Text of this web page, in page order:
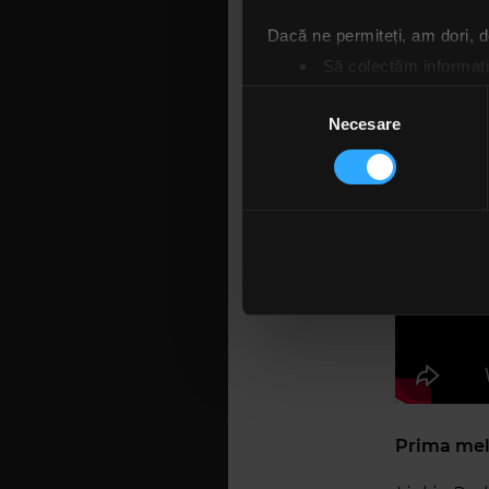
Dacă ne permiteți, am dori,
Să colectăm
Găsiți mai multe informații
Vă puteți modifica sau
traficul. De asemenea, le
care folosiți site-ul nostru.
consimțământului
NecesarePrima
E de la
Prima